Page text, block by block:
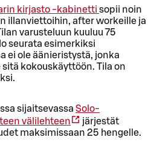
kirjasto -kabinetti sopii noin
illanviettoihin, after workeille ja
varusteluun kuuluu 75
seurata esimerkiksi
ei ole äänieristystä, jonka
kokouskäyttöön. Tila on
sijaitsevassa Solo-
välilehteen
järjestät
maksimissaan 25 hengelle.